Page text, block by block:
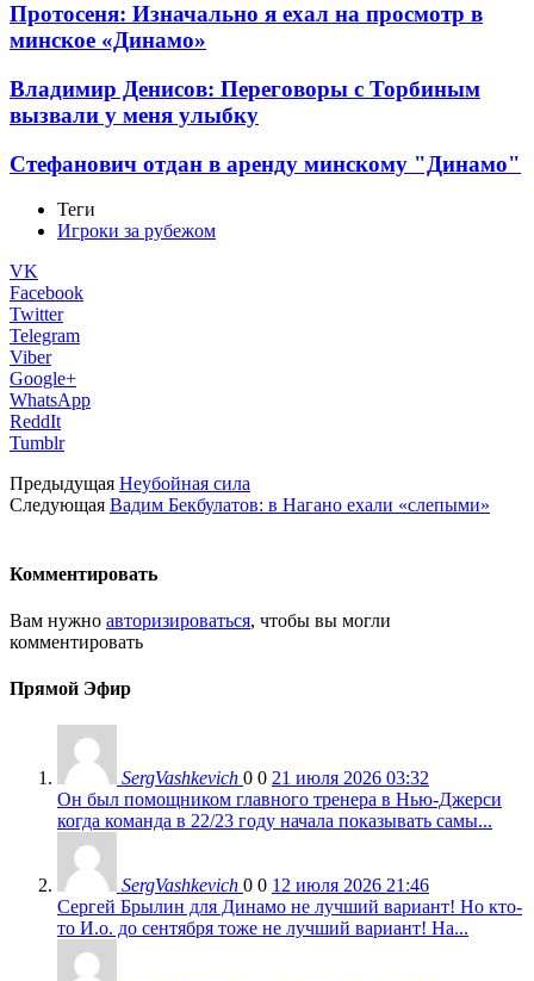
Протосеня: Изначально я ехал на просмотр в
минское «Динамо»
Владимир Денисов: Переговоры с Торбиным
вызвали у меня улыбку
Стефанович отдан в аренду минскому "Динамо"
Теги
Игроки за рубежом
VK
Facebook
Twitter
Telegram
Viber
Google+
WhatsApp
ReddIt
Tumblr
Предыдущая Неубойная сила
Следующая Вадим Бекбулатов: в Нагано ехали «слепыми»
Комментировать
Вам нужно авторизироваться, чтобы вы могли
комментировать
Прямой Эфир
SergVashkevich 0 0 21 июля 2026 03:32
Он был помощником главного тренера в Нью-Джерси
когда команда в 22/23 году начала показывать самы...
SergVashkevich 0 0 12 июля 2026 21:46
Сергей Брылин для Динамо не лучший вариант! Но кто-
то И.о. до сентября тоже не лучший вариант! На...